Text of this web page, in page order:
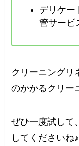
デリケー
管サービ
クリーニングリ
のかかるクリー
ぜひ一度試して
してくださいね♪